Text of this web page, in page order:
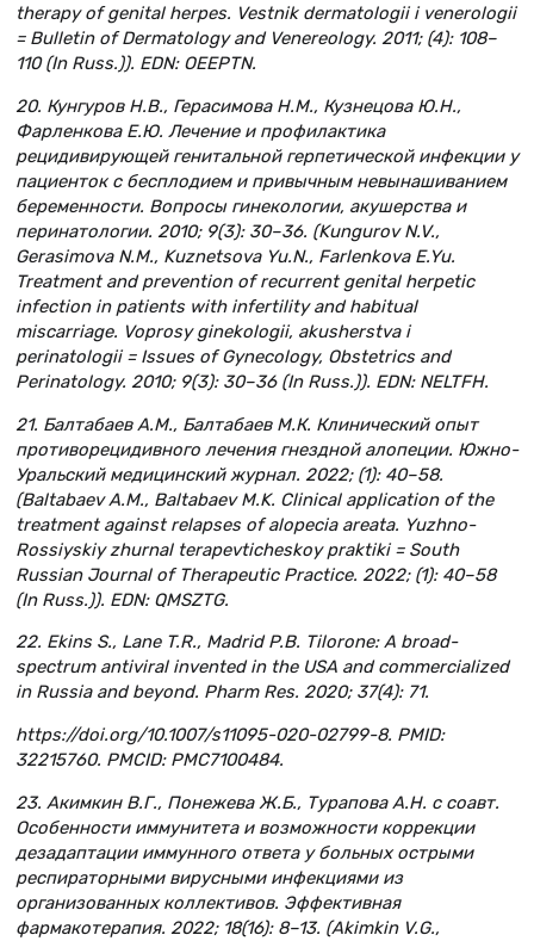
therapy of genital herpes. Vestnik dermatologii i venerologii
= Bulletin of Dermatology and Venereology. 2011; (4): 108–
110 (In Russ.)). EDN: OEEPTN.
20. Кунгуров Н.В., Герасимова Н.М., Кузнецова Ю.Н.,
Фарленкова Е.Ю. Лечение и профилактика
рецидивирующей генитальной герпетической инфекции у
пациенток с бесплодием и привычным невынашиванием
беременности. Вопросы гинекологии, акушерства и
перинатологии. 2010; 9(3): 30–36. (Kungurov N.V.,
Gerasimova N.M., Kuznetsova Yu.N., Farlenkova E.Yu.
Treatment and prevention of recurrent genital herpetic
infection in patients with infertility and habitual
miscarriage. Voprosy ginekologii, akusherstva i
perinatologii = Issues of Gynecology, Obstetrics and
Perinatology. 2010; 9(3): 30–36 (In Russ.)). EDN: NELTFH.
21. Балтабаев А.М., Балтабаев М.К. Клинический опыт
противорецидивного лечения гнездной алопеции. Южно-
Уральский медицинский журнал. 2022; (1): 40–58.
(Baltabaev A.M., Baltabaev M.K. Clinical application of the
treatment against relapses of alopecia areata. Yuzhno-
Rossiyskiy zhurnal terapevticheskoy praktiki = South
Russian Journal of Therapeutic Practice. 2022; (1): 40–58
(In Russ.)). EDN: QMSZTG.
22. Ekins S., Lane T.R., Madrid P.B. Tilorone: A broad-
spectrum antiviral invented in the USA and commercialized
in Russia and beyond. Pharm Res. 2020; 37(4): 71.
https://doi.org/10.1007/s11095-020-02799-8. PMID:
32215760. PMCID: PMC7100484.
23. Акимкин В.Г., Понежева Ж.Б., Турапова А.Н. с соавт.
Особенности иммунитета и возможности коррекции
дезадаптации иммунного ответа у больных острыми
респираторными вирусными инфекциями из
организованных коллективов. Эффективная
фармакотерапия. 2022; 18(16): 8–13. (Akimkin V.G.,